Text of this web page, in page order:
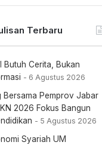
Terbaru
Butuh Cerita, Bukan
6 Agustus 2026
Bersama Pemprov Jabar
2026 Fokus Bangun
5 Agustus 2026
Syariah UM